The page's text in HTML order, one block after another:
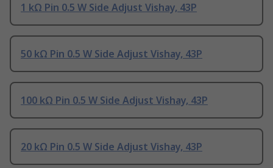
1 kΩ Pin 0.5 W Side Adjust Vishay, 43P
50 kΩ Pin 0.5 W Side Adjust Vishay, 43P
100 kΩ Pin 0.5 W Side Adjust Vishay, 43P
20 kΩ Pin 0.5 W Side Adjust Vishay, 43P